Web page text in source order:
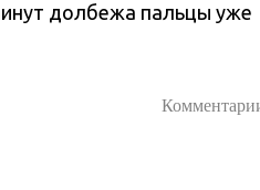
долбежа пальцы уже